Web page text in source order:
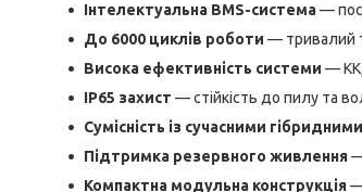
Інтелектуальна BMS-система—
До 6000 циклів роботи — тривалий
Висока ефективність системи —
IP65 захист — стійкість до пилу та
Сумісність із сучасними
Підтримка резервного живлення—
Компактна модульна конструкція—